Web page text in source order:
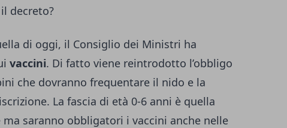
decreto?
di oggi, il Consiglio dei Ministri ha
vaccini. Di fatto viene reintrodotto l’obbligo
che dovranno frequentare il nido e la
La fascia di età 0-6 anni è quella
saranno obbligatori i vaccini anche nelle